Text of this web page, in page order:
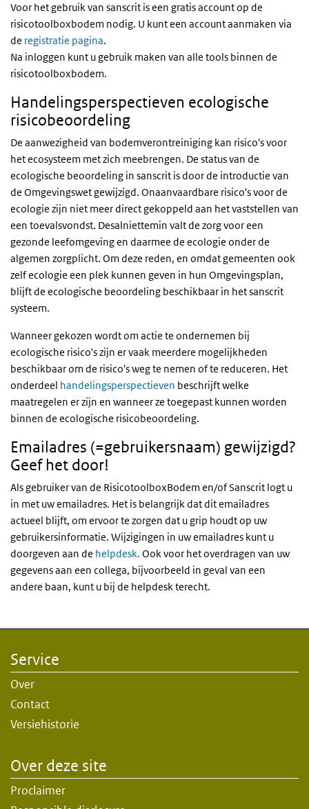
Voor het gebruik van sanscrit is een gratis account op de
risicotoolboxbodem nodig. U kunt een account aanmaken via
de registratie pagina.
Na inloggen kunt u gebruik maken van alle tools binnen de
risicotoolboxbodem.
Handelingsperspectieven ecologische
risicobeoordeling
De aanwezigheid van bodemverontreiniging kan risico's voor
het ecosysteem met zich meebrengen. De status van de
ecologische beoordeling in sanscrit is door de introductie van
de Omgevingswet gewijzigd. Onaanvaardbare risico's voor de
ecologie zijn niet meer direct gekoppeld aan het vaststellen van
een toevalsvondst. Desalniettemin valt de zorg voor een
gezonde leefomgeving en daarmee de ecologie onder de
algemen zorgplicht. Om deze reden, en omdat gemeenten ook
zelf ecologie een plek kunnen geven in hun Omgevingsplan,
blijft de ecologische beoordeling beschikbaar in het sanscrit
systeem.
Wanneer gekozen wordt om actie te ondernemen bij
ecologische risico's zijn er vaak meerdere mogelijkheden
beschikbaar om de risico's weg te nemen of te reduceren. Het
onderdeel handelingsperspectieven beschrijft welke
maatregelen er zijn en wanneer ze toegepast kunnen worden
binnen de ecologische risicobeoordeling.
Emailadres (=gebruikersnaam) gewijzigd?
Geef het door!
Als gebruiker van de RisicotoolboxBodem en/of Sanscrit logt u
in met uw emailadres. Het is belangrijk dat dit emailadres
actueel blijft, om ervoor te zorgen dat u grip houdt op uw
gebruikersinformatie. Wijzigingen in uw emailadres kunt u
doorgeven aan de helpdesk. Ook voor het overdragen van uw
gegevens aan een collega, bijvoorbeeld in geval van een
andere baan, kunt u bij de helpdesk terecht.
Service
Over
Contact
Versiehistorie
Over deze site
Proclaimer